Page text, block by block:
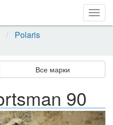
Polaris
Все марки
90